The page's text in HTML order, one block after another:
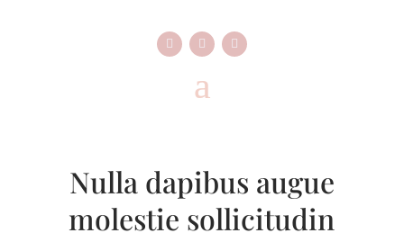
Nulla dapibus augue
molestie sollicitudin